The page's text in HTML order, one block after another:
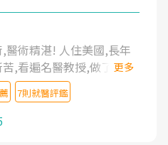
醫術精湛! 人住美國,長年
,看遍名醫教授,做了各種
針灸及物理徒手治療都
痛藥都效果有限,只是壓
眠嚴重影響生活品質.
才主任是頸頭症候群專
更多
7則就醫評鑑